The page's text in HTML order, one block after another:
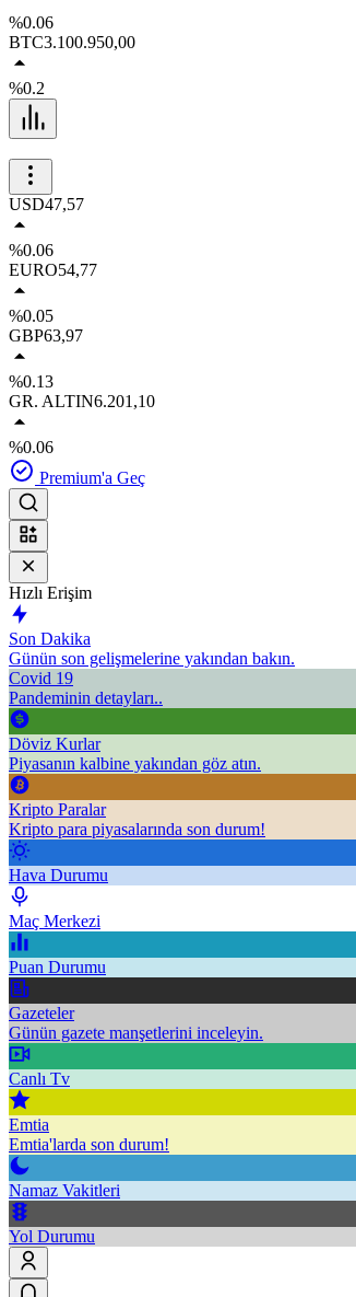
%0.06
BTC3.100.950,00
%0.2
USD47,57
%0.06
EURO54,77
%0.05
GBP63,97
%0.13
GR. ALTIN6.201,10
%0.06
Premium'a Geç
Hızlı Erişim
Son Dakika
Günün son gelişmelerine yakından bakın.
Covid 19
Pandeminin detayları..
Döviz Kurlar
Piyasanın kalbine yakından göz atın.
Kripto Paralar
Kripto para piyasalarında son durum!
Hava Durumu
Maç Merkezi
Puan Durumu
Gazeteler
Günün gazete manşetlerini inceleyin.
Canlı Tv
Emtia
Emtia'larda son durum!
Namaz Vakitleri
Yol Durumu